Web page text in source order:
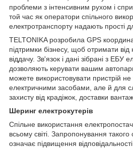
проблеми з інтенсивним рухом і
той час як оператори спільного
електротранспорту надають прості
TELTONIKA розробила GPS
підтримки бізнесу, щоб отримати
віддачу. Зв'язок і дані зібрані з ЕБУ
дозволяють керувати вашим
можете використовувати пристрій не
електричними засобами, але й для
захисту від крадіжок, доставки
Шеринг електрокутерів
Спільне використання
всьому світі. Запропонування такого
означає підвищення